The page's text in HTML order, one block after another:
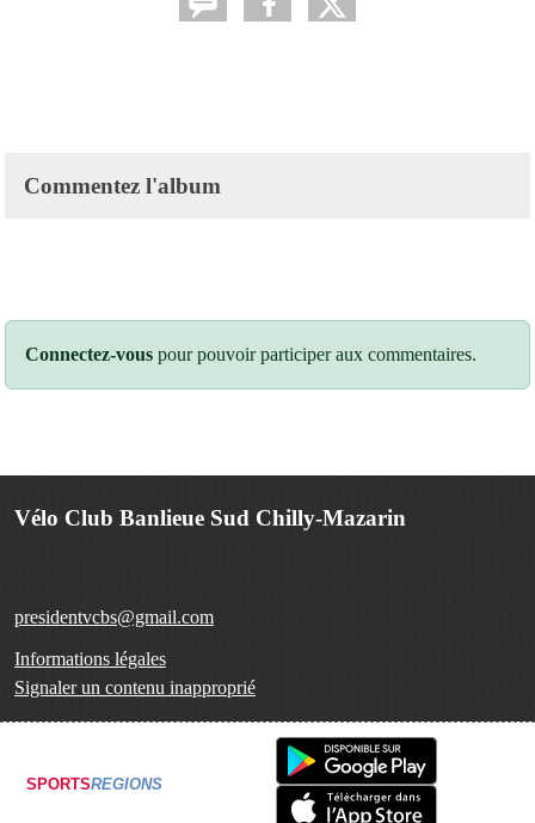
Commentez l'album
Connectez-vous pour pouvoir participer aux commentaires.
Vélo Club Banlieue Sud Chilly-Mazarin
presidentvcbs@gmail.com
Informations légales
Signaler un contenu inapproprié
SPORTSREGIONS